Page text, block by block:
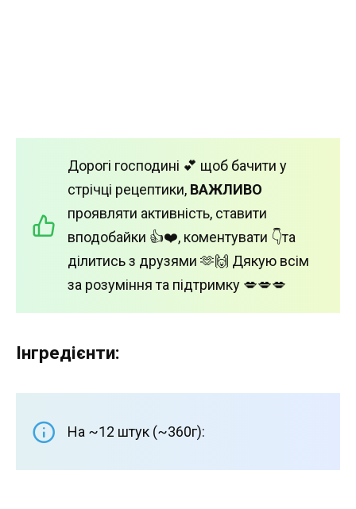
Дорогі господині 💕 щоб бачити у
стрічці рецептики, ВАЖЛИВО
проявляти активність, ставити
вподобайки 👍❤️, коментувати 👇та
ділитись з друзями 🫶🙌 Дякую всім
за розуміння та підтримку 💋💋💋
Інгредієнти:
На ~12 штук (~360г):